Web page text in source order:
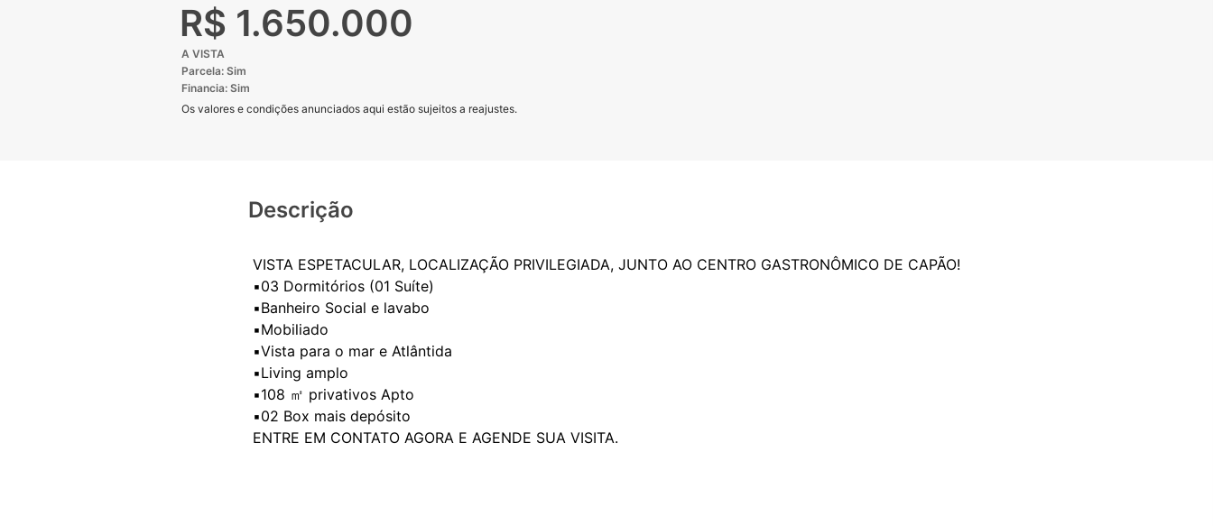
R$ 1.650.000
A VISTA
Parcela: Sim
Financia: Sim
Os valores e condições anunciados aqui estão sujeitos a reajustes.
Descrição
VISTA ESPETACULAR, LOCALIZAÇÃO PRIVILEGIADA, JUNTO AO CENTRO GASTRONÔMICO DE CAPÃO!
▪️03 Dormitórios (01 Suíte)
▪️Banheiro Social e lavabo
▪️Mobiliado
▪️Vista para o mar e Atlântida
▪️Living amplo
▪️108 ㎡ privativos Apto
▪️02 Box mais depósito